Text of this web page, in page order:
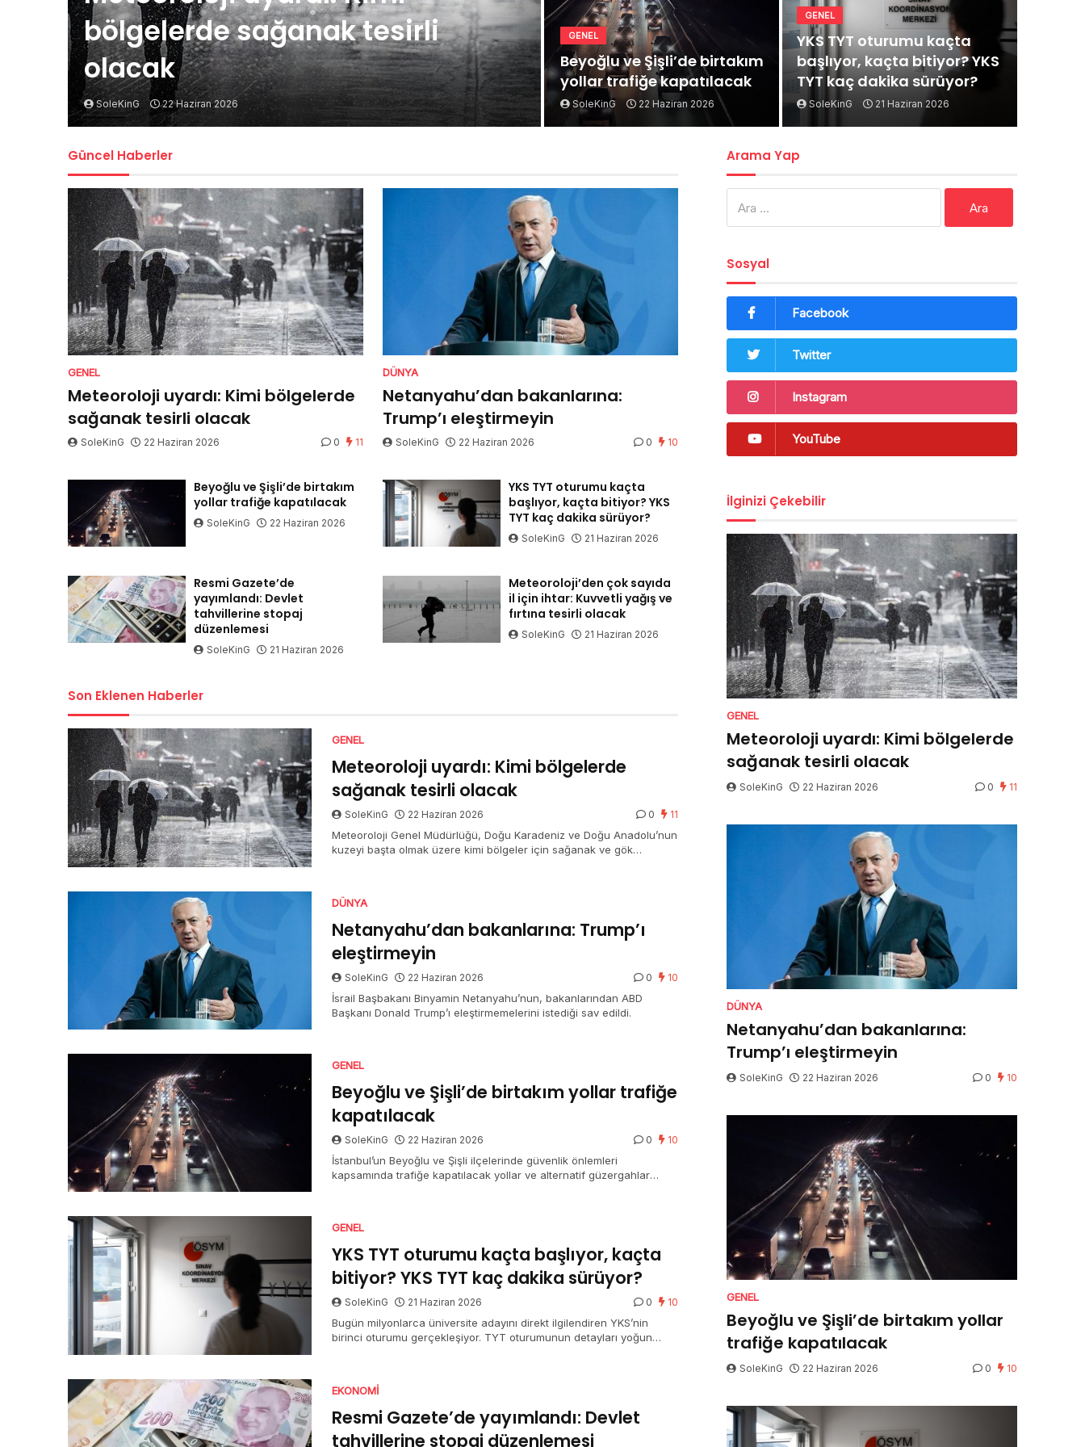
bölgelerde sağanak tesirli
olacak
SoleKinG 22 Haziran 2026
GENEL
Beyoğlu ve Şişli’de birtakım
yollar trafiğe kapatılacak
SoleKinG 22 Haziran 2026
GENEL
YKS TYT oturumu kaçta
başlıyor, kaçta bitiyor? YKS
TYT kaç dakika sürüyor?
SoleKinG 21 Haziran 2026
Güncel Haberler
GENEL
Meteoroloji uyardı: Kimi bölgelerde
sağanak tesirli olacak
SoleKinG 22 Haziran 2026 0 11
DÜNYA
Netanyahu’dan bakanlarına:
Trump’ı eleştirmeyin
SoleKinG 22 Haziran 2026 0 10
Beyoğlu ve Şişli’de birtakım
yollar trafiğe kapatılacak
SoleKinG 22 Haziran 2026
YKS TYT oturumu kaçta
başlıyor, kaçta bitiyor? YKS
TYT kaç dakika sürüyor?
SoleKinG 21 Haziran 2026
Resmi Gazete’de
yayımlandı: Devlet
tahvillerine stopaj
düzenlemesi
SoleKinG 21 Haziran 2026
Meteoroloji’den çok sayıda
il için ihtar: Kuvvetli yağış ve
fırtına tesirli olacak
SoleKinG 21 Haziran 2026
Son Eklenen Haberler
GENEL
Meteoroloji uyardı: Kimi bölgelerde
sağanak tesirli olacak
SoleKinG 22 Haziran 2026 0 11
Meteoroloji Genel Müdürlüğü, Doğu Karadeniz ve Doğu Anadolu’nun
kuzeyi başta olmak üzere kimi bölgeler için sağanak ve gök
DÜNYA
Netanyahu’dan bakanlarına: Trump’ı
eleştirmeyin
SoleKinG 22 Haziran 2026 0 10
İsrail Başbakanı Binyamin Netanyahu’nun, bakanlarından ABD
Başkanı Donald Trump’ı eleştirmemelerini istediği sav edildi.
GENEL
Beyoğlu ve Şişli’de birtakım yollar trafiğe
kapatılacak
SoleKinG 22 Haziran 2026 0 10
İstanbul’un Beyoğlu ve Şişli ilçelerinde güvenlik önlemleri
kapsamında trafiğe kapatılacak yollar ve alternatif güzergahlar
GENEL
YKS TYT oturumu kaçta başlıyor, kaçta
bitiyor? YKS TYT kaç dakika sürüyor?
SoleKinG 21 Haziran 2026 0 10
Bugün milyonlarca üniversite adayını direkt ilgilendiren YKS’nin
birinci oturumu gerçekleşiyor. TYT oturumunun detayları yoğun
sürüyor” sorusuna yanıt arıyor.
EKONOMI
Resmi Gazete’de yayımlandı: Devlet
tahvillerine stopaj düzenlemesi
Arama Yap
Sosyal
Facebook
Twitter
Instagram
YouTube
İlginizi Çekebilir
GENEL
Meteoroloji uyardı: Kimi bölgelerde
sağanak tesirli olacak
SoleKinG 22 Haziran 2026 0 11
DÜNYA
Netanyahu’dan bakanlarına:
Trump’ı eleştirmeyin
SoleKinG 22 Haziran 2026 0 10
GENEL
Beyoğlu ve Şişli’de birtakım yollar
trafiğe kapatılacak
SoleKinG 22 Haziran 2026 0 10